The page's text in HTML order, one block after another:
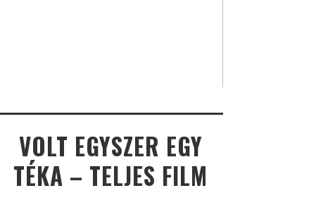
VOLT EGYSZER EGY
TÉKA – TELJES FILM